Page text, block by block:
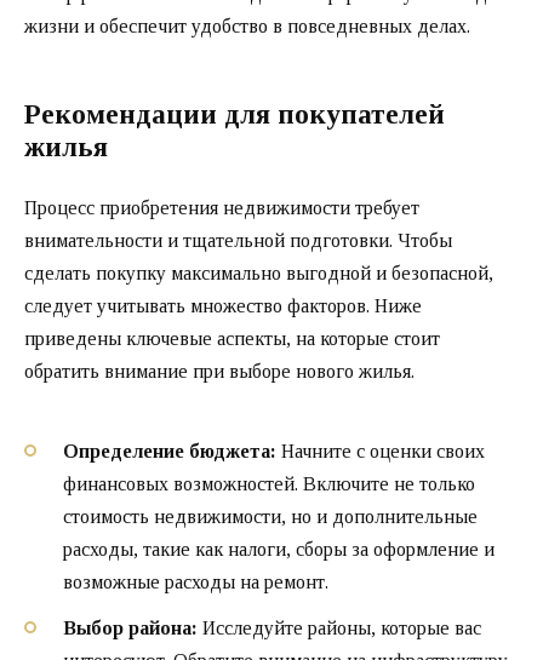
жизни и обеспечит удобство в повседневных делах.
Рекомендации для покупателей
жилья
Процесс приобретения недвижимости требует
внимательности и тщательной подготовки. Чтобы
сделать покупку максимально выгодной и безопасной,
следует учитывать множество факторов. Ниже
приведены ключевые аспекты, на которые стоит
обратить внимание при выборе нового жилья.
Определение бюджета: Начните с оценки своих
финансовых возможностей. Включите не только
стоимость недвижимости, но и дополнительные
расходы, такие как налоги, сборы за оформление и
возможные расходы на ремонт.
Выбор района: Исследуйте районы, которые вас